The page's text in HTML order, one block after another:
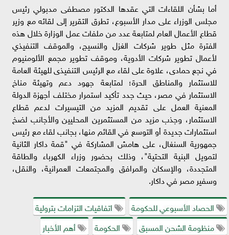
أما بشأن اللقاءات التي عقدها الدكتور مصطفى مدبولي رئيس
مجلس الوزراء على مدار الأسبوع، تطرق التقرير إلى لقائه مع وزير
قطاع الأعمال العام لمتابعة عدد من ملفات عمل الوزارة خلال هذه
الفترة مثل طوير شركات الغزل والنسيج، والموقف التنفيذي
لأعمال تطوير شركات الأدوية، وموقف تطوير مجمع الألومنيوم
في نجع حمادى، علاوة على لقاء مع الرئيس التنفيذى للهيئة العامة
للاستثمار والمناطق الحرة؛ لمتابعة جهود دعم وتهيئة مناخ
الاستثمار في مصر، حيث جدد تأكيد استمرار مختلف أجهزة الدولة
المعنية العمل على تقديم المزيد من التيسيرات لدعم قطاع
الاستثمار، وجذب مزيد من المستثمرين المحليين والأجانب لضخ
استثمارات جديدة أو التوسع في القائم منها، بجانب لقاء مع رئيس
جمهورية السنغال، على هامش المشاركة في "قمة داكار الثانية
لتمويل البنية التحتية"، وذلك بحضور وزراء الكهرباء والطاقة
المتجددة، والإسكان والمرافق والمجتمعات العمرانية، والنقل،
وسفير مصر في داكار.
الحصاد الأسبوعي للحكومة
اتفاقيات التزامات بترولية
منظومة الشحن المسبق
الحكومة
أهم الأخبار